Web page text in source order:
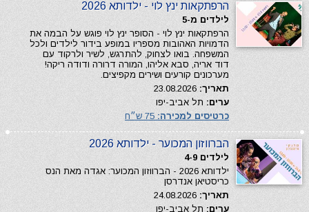
הרפתקאות ינץ לוי - ילדותא 2026
לילדים מ-5
הרפתקאות ינץ לוי - הסופר ינץ לוי פוגש על הבמה את
הדמויות האהובות מספריו במופע בידור לילדים ולכל
המשפחה. בואו לצחוק, להתרגש, לשיר ולרקוד עם
דוד אריה, סבא אליהו, המורה דרורה ודודה ריקה!
מערכונים קורעים ושירים מקפיצים.
תאריך:
ערים: תל אביב-יפו
כרטיסים למכירה:
הברווזון המכוער - ילדותא 2026
לילדים 4-9
ילדותא 2026 - הברווזון המכוער: אגדה מאת הנס
כריסטיאן אנדרסן
תאריך:
ערים: תל אביב-יפו